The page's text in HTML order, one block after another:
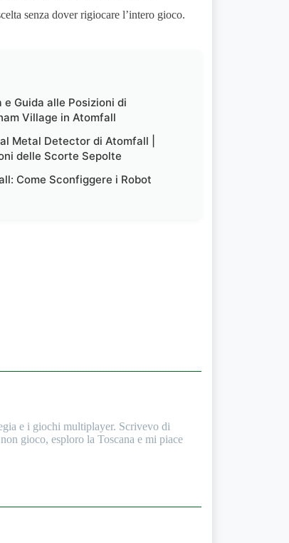
senza dover rigiocare l’intero gioco.
e Guida alle Posizioni di
Village in Atomfall
Metal Detector di Atomfall |
delle Scorte Sepolte
Come Sconfiggere i Robot
e i giochi multiplayer. Scrivevo di
gioco, esploro la Toscana e mi piace